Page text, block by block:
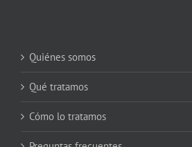
Quiénes somos
Qué tratamos
Cómo lo tratamos